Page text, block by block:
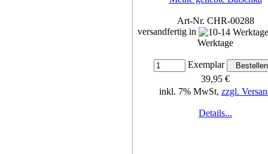
Art-Nr. CHR-00288
versandfertig in
Werktage
Exemplar
39,95 €
inkl. 7% MwSt, zzgl.
Details...